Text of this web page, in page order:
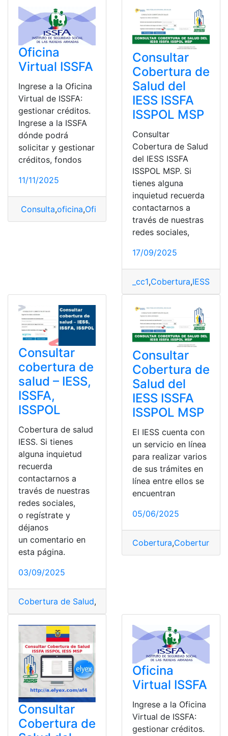
Oficina
Virtual ISSFA
Ingrese a la Oficina
Virtual de ISSFA:
gestionar créditos.
Ingrese a la ISSFA
dónde podrá
solicitar y gestionar
créditos, fondos
11/11/2025
Consulta,oficina,Oficina virtual,Oficina Virtual de
Consultar
Cobertura de
Salud del
IESS ISSFA
ISSPOL MSP
Consultar
Cobertura de Salud
del IESS ISSFA
ISSPOL MSP. Si
tienes alguna
inquietud recuerda
contactarnos a
través de nuestras
redes sociales,
17/09/2025
_cc1,Cobertura,IESS
Consultar
cobertura de
salud – IESS,
ISSFA,
ISSPOL
Cobertura de salud
IESS. Si tienes
alguna inquietud
recuerda
contactarnos a
través de nuestras
redes sociales,
o regístrate y
déjanos
un comentario en
esta página.
03/09/2025
Cobertura de Salud,
Consultar
Cobertura de
Salud del
IESS ISSFA
ISSPOL MSP
El IESS cuenta con
un servicio en línea
para realizar varios
de sus trámites en
línea entre ellos se
encuentran
05/06/2025
Cobertura,Cobertura de
Consultar
Cobertura de
Oficina
Virtual ISSFA
Ingrese a la Oficina
Virtual de ISSFA:
gestionar créditos.